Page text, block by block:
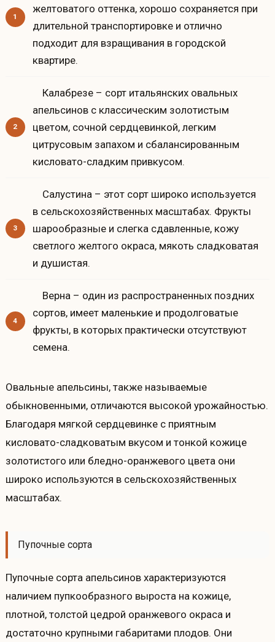
желтоватого оттенка, хорошо сохраняется при
длительной транспортировке и отлично
подходит для взращивания в городской
квартире.
Калабрезе – сорт итальянских овальных
апельсинов с классическим золотистым
цветом, сочной сердцевинкой, легким
цитрусовым запахом и сбалансированным
кисловато-сладким привкусом.
Салустина – этот сорт широко используется
в сельскохозяйственных масштабах. Фрукты
шарообразные и слегка сдавленные, кожу
светлого желтого окраса, мякоть сладковатая
и душистая.
Верна – один из распространенных поздних
сортов, имеет маленькие и продолговатые
фрукты, в которых практически отсутствуют
семена.
Овальные апельсины, также называемые
обыкновенными, отличаются высокой урожайностью.
Благодаря мягкой сердцевинке с приятным
кисловато-сладковатым вкусом и тонкой кожице
золотистого или бледно-оранжевого цвета они
широко используются в сельскохозяйственных
масштабах.
Пупочные сорта
Пупочные сорта апельсинов характеризуются
наличием пупкообразного выроста на кожице,
плотной, толстой цедрой оранжевого окраса и
достаточно крупными габаритами плодов. Они